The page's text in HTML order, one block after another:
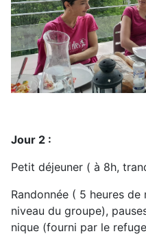
Jour 2 :
Petit déjeuner ( à 8h,
Randonnée ( 5 heures
niveau du groupe),
nique (fourni par le